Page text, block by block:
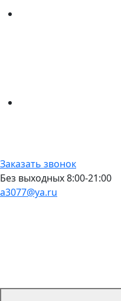
Заказать звонок
Без выходных 8:00-21:00
a3077@ya.ru